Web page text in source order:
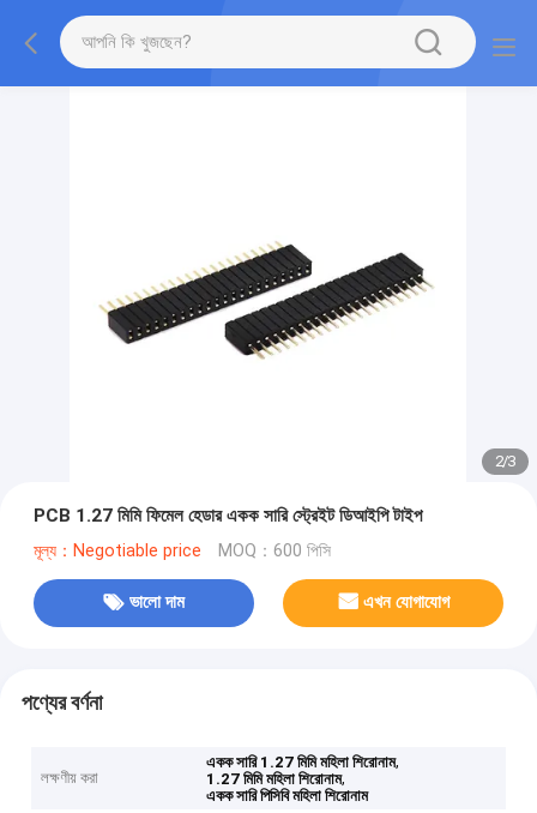
2/3
PCB 1.27 মিমি ফিমেল হেডার একক সারি স্ট্রেইট ডিআইপি টাইপ
মূল্য：Negotiable price MOQ：600 পিসি
ভালো দাম এখন যোগাযোগ
পণ্যের বর্ণনা
লক্ষণীয় করা
একক সারি 1.27 মিমি মহিলা শিরোনাম,
1.27 মিমি মহিলা শিরোনাম,
একক সারি পিসিবি মহিলা শিরোনাম